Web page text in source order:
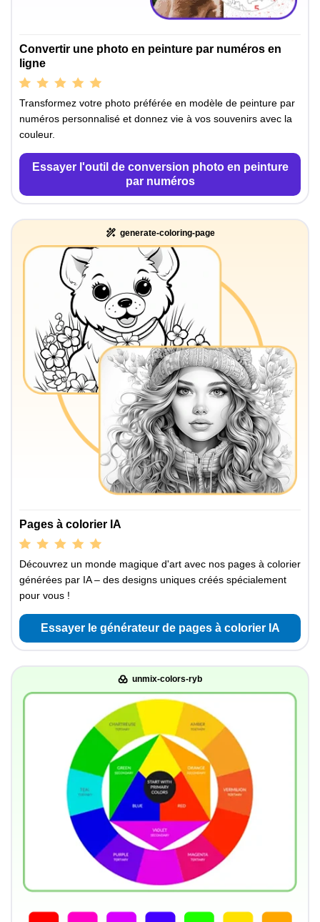
Convertir une photo en peinture par numéros en
ligne
Transformez votre photo préférée en modèle de peinture par
numéros personnalisé et donnez vie à vos souvenirs avec la
couleur.
Essayer l'outil de conversion photo en peinture
par numéros
generate-coloring-page
Pages à colorier IA
Découvrez un monde magique d'art avec nos pages à colorier
générées par IA – des designs uniques créés spécialement
pour vous !
Essayer le générateur de pages à colorier IA
unmix-colors-ryb